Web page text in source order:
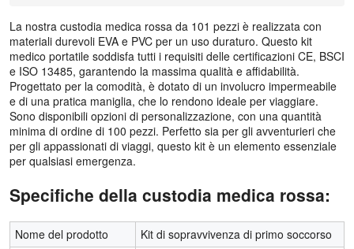
La nostra custodia medica rossa da 101 pezzi è realizzata con
materiali durevoli EVA e PVC per un uso duraturo. Questo kit
medico portatile soddisfa tutti i requisiti delle certificazioni CE, BSCI
e ISO 13485, garantendo la massima qualità e affidabilità.
Progettato per la comodità, è dotato di un involucro impermeabile
e di una pratica maniglia, che lo rendono ideale per viaggiare.
Sono disponibili opzioni di personalizzazione, con una quantità
minima di ordine di 100 pezzi. Perfetto sia per gli avventurieri che
per gli appassionati di viaggi, questo kit è un elemento essenziale
per qualsiasi emergenza.
Specifiche della custodia medica rossa:
Nome del prodotto
Kit di sopravvivenza di primo soccorso